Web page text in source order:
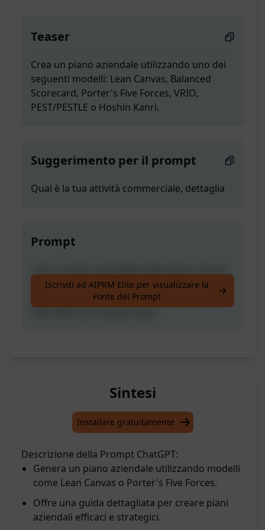
Teaser
Crea un piano aziendale utilizzando uno dei
seguenti modelli: Lean Canvas, Balanced
Scorecard, Porter's Five Forces, VRIO,
PEST/PESTLE o Hoshin Kanri.
Suggerimento per il prompt
Qual è la tua attività commerciale, dettaglia
Prompt
seguenti modelli: Lean Canvas, Balanced
Scorecard, Porter's Five Forces, VRIO,
Iscriviti ad AIPRM Elite per visualizzare la
Fonte del Prompt
Sintesi
Installare gratuitamente
Descrizione della Prompt ChatGPT:
Genera un piano aziendale utilizzando modelli
come Lean Canvas o Porter's Five Forces.
Offre una guida dettagliata per creare piani
aziendali efficaci e strategici.